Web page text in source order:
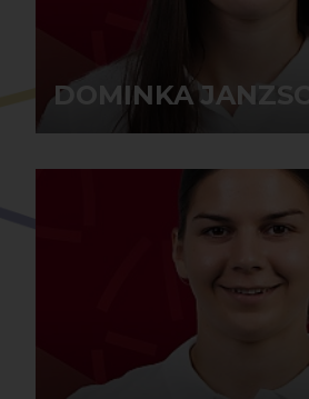
DOMINKA JANZSO
DOMINKA JANZSO